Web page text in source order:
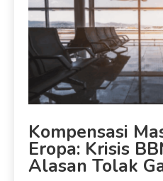
Kompensasi
Eropa: Krisis
Alasan Tolak